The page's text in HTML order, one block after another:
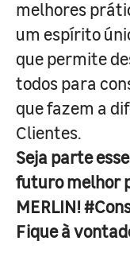
melhores
um espírito
que permite
todos para
que fazem a
Clientes.
Seja parte
futuro melhor
MERLIN!
Fique à